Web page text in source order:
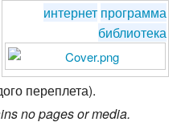
интернет программа
библиотека
переплета).
no pages or media.